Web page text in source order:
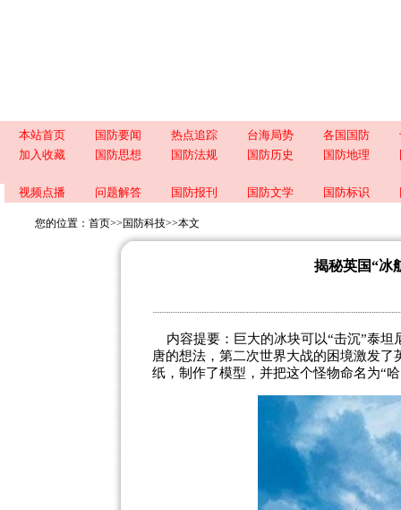
本站首页 国防要闻 热点追踪 台海局势 各国国防
加入收藏
国防思想 国防法规 国防历史 国防地理
视频点播 问题解答 国防报刊 国防文学 国防标识
您的位置： 首页>> 国防科技>>本文
揭秘英国“冰
内容提要：巨大的冰块可以“击沉”泰坦
唐的想法，第二次世界大战的困境激发了
纸，制作了模型，并把这个怪物命名为“